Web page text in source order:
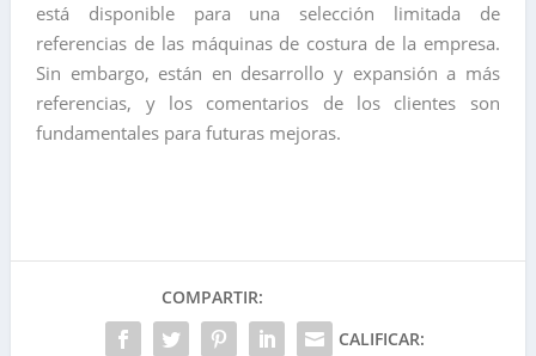
está disponible para una selección limitada de
referencias de las máquinas de costura de la empresa.
Sin embargo, están en desarrollo y expansión a más
referencias, y los comentarios de los clientes son
fundamentales para futuras mejoras.
COMPARTIR:
CALIFICAR: